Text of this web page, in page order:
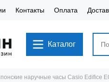
Контакты Оплата
Каталог
наручные часы Casio Edifice